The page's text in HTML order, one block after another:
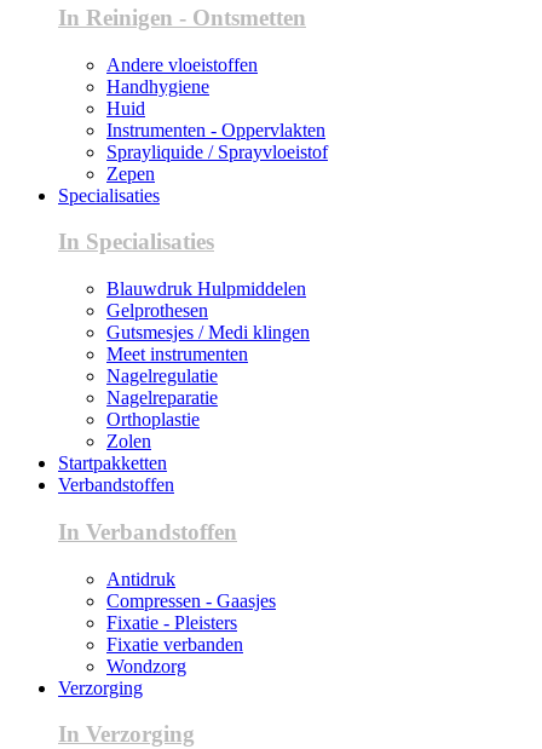
In Reinigen - Ontsmetten
Andere vloeistoffen
Handhygiene
Huid
Instrumenten - Oppervlakten
Sprayliquide / Sprayvloeistof
Zepen
Specialisaties
In Specialisaties
Blauwdruk Hulpmiddelen
Gelprothesen
Gutsmesjes / Medi klingen
Meet instrumenten
Nagelregulatie
Nagelreparatie
Orthoplastie
Zolen
Startpakketten
Verbandstoffen
In Verbandstoffen
Antidruk
Compressen - Gaasjes
Fixatie - Pleisters
Fixatie verbanden
Wondzorg
Verzorging
In Verzorging